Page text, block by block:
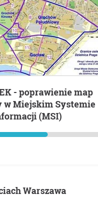
w Miejskim Systemie
(MSI)
Warszawa